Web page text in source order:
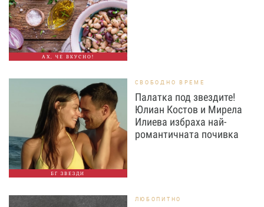
АХ, ЧЕ ВКУСНО!
БГ ЗВЕЗДИ
СВОБОДНО ВРЕМЕ
Палатка под звездите!
Юлиан Костов и Мирела
Илиева избраха най-
романтичната почивка
ЛЮБОПИТНО